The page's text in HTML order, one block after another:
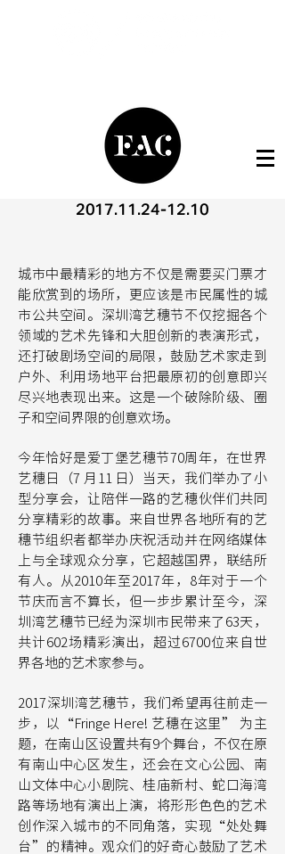
2017.11.24-12.10
城市中最精彩的地方不仅是需要买门票才
能欣赏到的场所，更应该是市民属性的城
市公共空间。深圳湾艺穗节不仅挖掘各个
领域的艺术先锋和大胆创新的表演形式，
还打破剧场空间的局限，鼓励艺术家走到
户外、利用场地平台把最原初的创意即兴
尽兴地表现出来。这是一个破除阶级、圈
子和空间界限的创意欢场。
今年恰好是爱丁堡艺穗节70周年，在世界
艺穗日（7 月11 日）当天，我们举办了小
型分享会，让陪伴一路的艺穗伙伴们共同
分享精彩的故事。来自世界各地所有的艺
穗节组织者都举办庆祝活动并在网络媒体
上与全球观众分享，它超越国界，联结所
有人。从2010年至2017年，8年对于一个
节庆而言不算长，但一步步累计至今，深
圳湾艺穗节已经为深圳市民带来了63天，
共计602场精彩演出，超过6700位来自世
界各地的艺术家参与。
2017深圳湾艺穗节，我们希望再往前走一
步，以“Fringe Here! 艺穗在这里” 为主
题，在南山区设置共有9个舞台，不仅在原
有南山中心区发生，还会在文心公园、南
山文体中心小剧院、桂庙新村、蛇口海湾
路等场地有演出上演，将形形色色的艺术
创作深入城市的不同角落，实现“处处舞
台”的精神。观众们的好奇心鼓励了艺术